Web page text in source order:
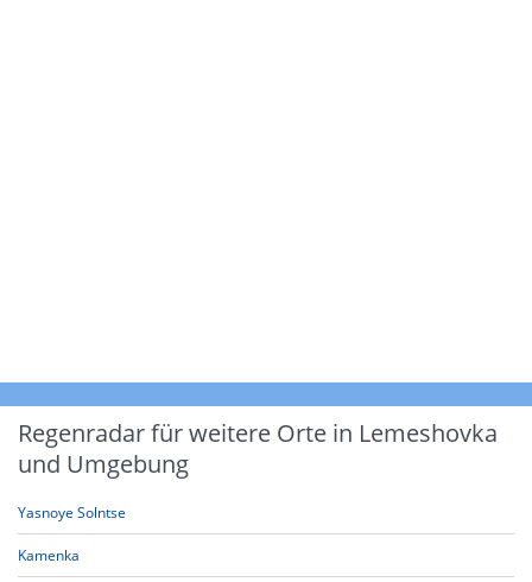
Regenradar für weitere Orte in Lemeshovka
und Umgebung
Yasnoye Solntse
Kamenka